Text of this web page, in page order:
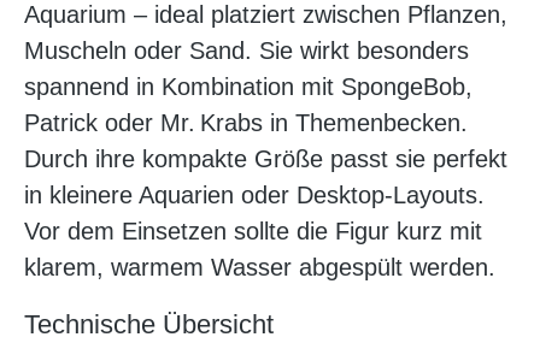
Aquarium – ideal platziert zwischen Pflanzen,
Muscheln oder Sand. Sie wirkt besonders
spannend in Kombination mit SpongeBob,
Patrick oder Mr. Krabs in Themenbecken.
Durch ihre kompakte Größe passt sie perfekt
in kleinere Aquarien oder Desktop-Layouts.
Vor dem Einsetzen sollte die Figur kurz mit
klarem, warmem Wasser abgespült werden.
Technische Übersicht